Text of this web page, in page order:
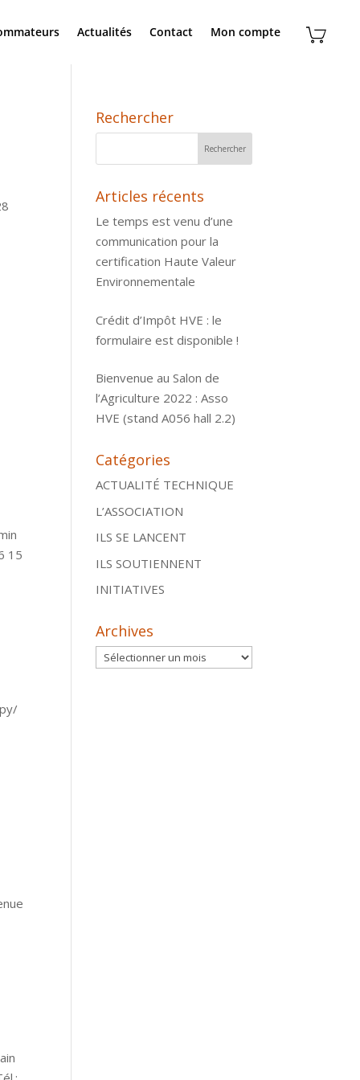
Actualités Contact Mon compte
15
Rechercher
Articles récents
Le temps est venu d’une
communication pour la
certification Haute Valeur
Environnementale
Crédit d’Impôt HVE : le
formulaire est disponible !
Bienvenue au Salon de
l’Agriculture 2022 : Asso
HVE (stand A056 hall 2.2)
Catégories
ACTUALITÉ TECHNIQUE
L’ASSOCIATION
ILS SE LANCENT
ILS SOUTIENNENT
INITIATIVES
Archives
Archives